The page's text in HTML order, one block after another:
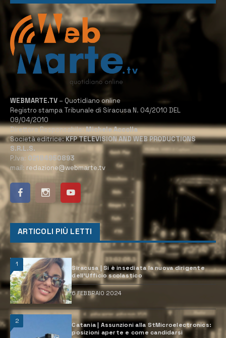
WEBMARTE.TV – Quotidiano online
Registro stampa Tribunale di Siracusa N. 04/2010 DEL
09/04/2010
Direttore Responsabile:Michele Accolla
Società editrice:KFP TELEVISION AND WEB PRODUCTIONS
S.R.L.S.
P.Iva: 02184950893
mail: redazione@webmarte.tv
ARTICOLI PIÙ LETTI
1
Siracusa | Si è insediata la nuova dirigente
dell’Ufficio scolastico
6 FEBBRAIO 2024
2
Catania | Assunzioni alla StMicroelectronics:
posizioni aperte e come candidarsi